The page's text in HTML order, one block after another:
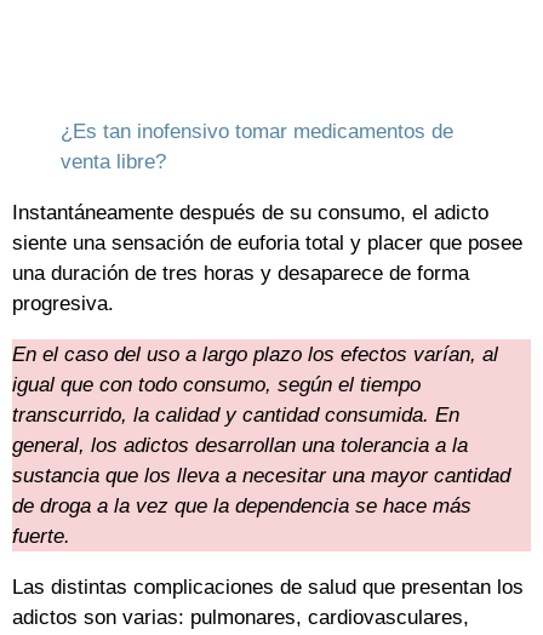
¿Es tan inofensivo tomar medicamentos de
venta libre?
Instantáneamente después de su consumo, el adicto
siente una sensación de euforia total y placer que posee
una duración de tres horas y desaparece de forma
progresiva.
En el caso del uso a largo plazo los efectos varían, al
igual que con todo consumo, según el tiempo
transcurrido, la calidad y cantidad consumida. En
general, los adictos desarrollan una tolerancia a la
sustancia que los lleva a necesitar una mayor cantidad
de droga a la vez que la dependencia se hace más
fuerte.
Las distintas complicaciones de salud que presentan los
adictos son varias: pulmonares, cardiovasculares,